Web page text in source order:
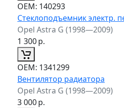
ОЕМ: 140293
Стеклоподъемник электр.
Opel Astra G (1998—2009)
1 300р.
ОЕМ: 1341299
Вентилятор радиатора
Opel Astra G (1998—2009)
3 000р.